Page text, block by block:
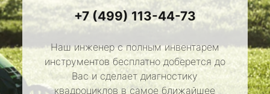
+7 (499) 113-44-73
Наш инженер с полным инвентарем
инструментов бесплатно доберется до
Вас и сделает диагностику
квадроциклов в самое ближайшее